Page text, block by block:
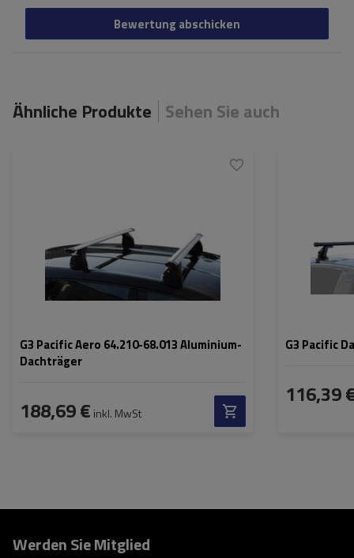
Bewertung abschicken
Ähnliche Produkte Sehen Sie auch
G3 Pacific Aero 64.210-68.013 Aluminium-
Dachträger
188,69 € inkl. MwSt
G3 Pacific
116,39
Werden Sie Mitglied